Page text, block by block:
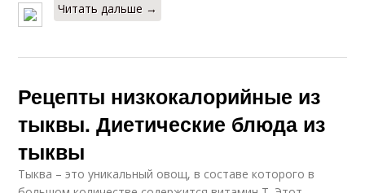
Читать дальше →
Рецепты низкокалорийные из
тыквы. Диетические блюда из
тыквы
Тыква – это уникальный овощ, в составе которого в